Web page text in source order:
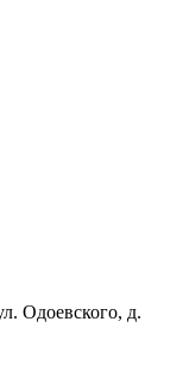
Одоевского, д.